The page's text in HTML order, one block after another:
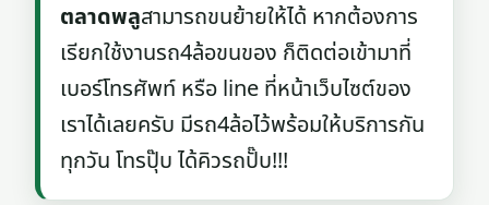
ตลาดพลูสามารถขนย้ายให้ได้ หากต้องการ
เรียกใช้งานรถ4ล้อขนของ ก็ติดต่อเข้ามาที่
เบอร์โทรศัพท์ หรือ line ที่หน้าเว็บไซต์ของ
เราได้เลยครับ มีรถ4ล้อไว้พร้อมให้บริการกัน
ทุกวัน โทรปุ๊บ ได้คิวรถปั๊บ!!!